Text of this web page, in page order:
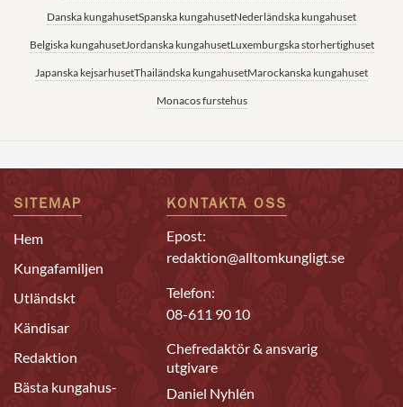
Danska kungahusetSpanska kungahusetNederländska kungahuset
Belgiska kungahusetJordanska kungahusetLuxemburgska storhertighuset
Japanska kejsarhusetThailändska kungahusetMarockanska kungahuset
Monacos furstehus
SITEMAP
Hem
Kungafamiljen
Utländskt
Kändisar
Redaktion
Bästa kungahus-
KONTAKTA OSS
Epost:
redaktion@alltomkungligt.se
Telefon:
08-611 90 10
Chefredaktör & ansvarig
utgivare
Daniel Nyhlén